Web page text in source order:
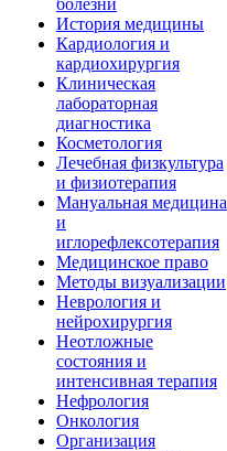
болезни
История медицины
Кардиология и
кардиохирургия
Клиническая
лабораторная
диагностика
Косметология
Лечебная физкультура
и физиотерапия
Мануальная медицина
и
иглорефлексотерапия
Медицинское право
Методы визуализации
Неврология и
нейрохирургия
Неотложные
состояния и
интенсивная терапия
Нефрология
Онкология
Организация